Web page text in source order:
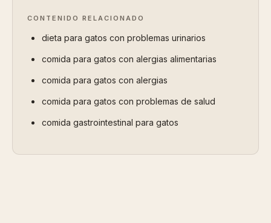
CONTENIDO RELACIONADO
dieta para gatos con problemas urinarios
comida para gatos con alergias alimentarias
comida para gatos con alergias
comida para gatos con problemas de salud
comida gastrointestinal para gatos